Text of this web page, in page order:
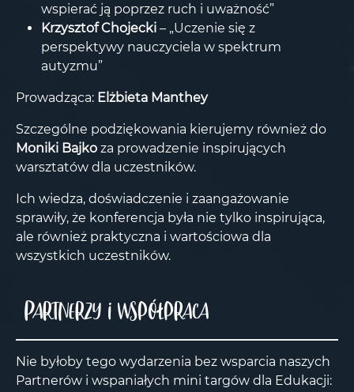
wspierać ją poprzez ruch i uważność”
Krzysztof Chojecki – „Uczenie się z
perspektywy nauczyciela w spektrum
autyzmu”
Prowadząca: Elżbieta Manthey
Szczególne podziękowania kierujemy również do
Moniki Bajko za prowadzenie inspirujących
warsztatów dla uczestników.
Ich wiedza, doświadczenie i zaangażowanie
sprawiły, że konferencja była nie tylko inspirująca,
ale również praktyczna i wartościowa dla
wszystkich uczestników.
Partnerzy i współpraca
Nie byłoby tego wydarzenia bez wsparcia naszych
Partnerów i wspaniałych mini targów dla Edukacji: